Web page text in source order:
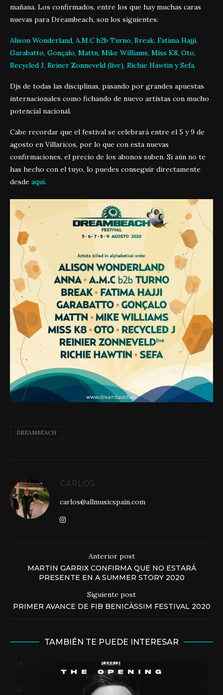
mañana. Los confirmados, entre los que hay muchas caras
nuevas para Dreambeach, son los siguientes:
Alison Wonderland, A.M.C b2b Turno, Break, Fatima Hajji,
Garabatto, Gonçalo, Mattn, Mike Williams, Miss K8, Oto,
Recycled J, Reiner Zonneveld (live), Richie Hawtin y Sefa.
Djs de todas las disciplinas, pasando por grandes apuestas
internacionales como fichando de nuevo artistas con mucho
potencial nacional.
Cabe recordar que el festival se celebrará entre el 5 y 9 de
agosto en Villaricos, por lo que con esta nuevas
confirmaciones, el precio de los abonos suben. Si aún no te
has hecho con el tuyo, lo puedes conseguir directamente
desde aquí.
DREAMBEACH
CARLOS
carlos@allmusicspain.com
Anterior post
MARTIN GARRIX CONFIRMA QUE NO ESTARÁ
PRESENTE EN A SUMMER STORY 2020
Siguiente post
PRIMER AVANCE DE FIB BENICÀSSIM FESTIVAL 2020
TAMBIÉN TE PUEDE INTERESAR